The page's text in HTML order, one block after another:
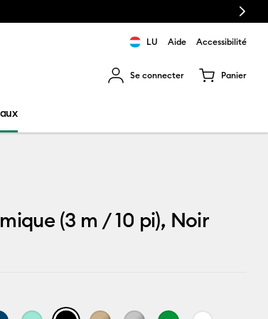
Next
LU Aide Accessibilité
Se connecter Panier
(3 m / 10 pi), Noir